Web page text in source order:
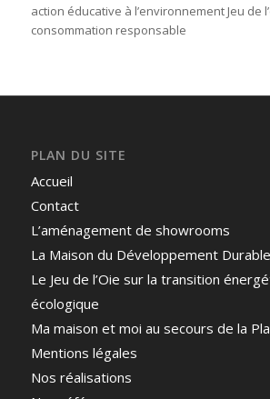
action éducative à l’environnement Jeu de
consommation responsable
PLAN DU SITE
Accueil
Contact
L’aménagement de showrooms
La Maison du Développement Durable
Le Jeu de l’Oie sur la transition
écologique
Ma maison et moi au secours de la
Mentions légales
Nos réalisations